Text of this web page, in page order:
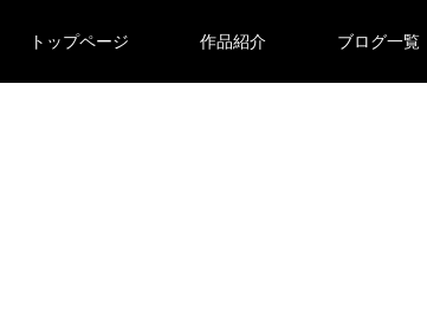
トップページ 作品紹介 ブログ一覧